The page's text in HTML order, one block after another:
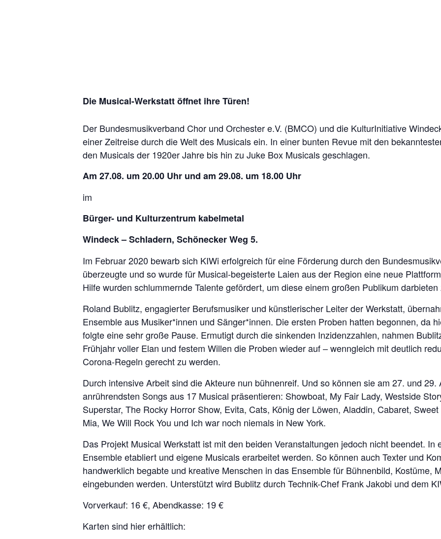
Die Musical-Werkstatt öffnet ihre Türen!
Der Bundesmusikverband Chor und Orchester e.V. (BMCO) und die KulturInitiative
einer Zeitreise durch die Welt des Musicals ein. In einer bunten Revue mit den
den Musicals der 1920er Jahre bis hin zu Juke Box Musicals geschlagen.
Am 27.08. um 20.00 Uhr und am 29.08. um 18.00 Uhr
im
Bürger- und Kulturzentrum kabelmetal
Windeck – Schladern, Schönecker Weg 5.
Im Februar 2020 bewarb sich KIWi erfolgreich für eine Förderung durch den
überzeugte und so wurde für Musical-begeisterte Laien aus der Region eine neue
Hilfe wurden schlummernde Talente gefördert, um diese einem großen Publikum
Roland Bublitz, engagierter Berufsmusiker und künstlerischer Leiter der Werkstatt,
Ensemble aus Musiker*innen und Sänger*innen. Die ersten Proben hatten begonnen, da
folgte eine sehr große Pause. Ermutigt durch die sinkenden Inzidenzzahlen, nahmen
Frühjahr voller Elan und festem Willen die Proben wieder auf – wenngleich mit deutlich
Corona-Regeln gerecht zu werden.
Durch intensive Arbeit sind die Akteure nun bühnenreif. Und so können sie am 27. und
anrührendsten Songs aus 17 Musical präsentieren: Showboat, My Fair Lady, Westside
Superstar, The Rocky Horror Show, Evita, Cats, König der Löwen, Aladdin, Cabaret,
Mia, We Will Rock You und Ich war noch niemals in New York.
Das Projekt Musical Werkstatt ist mit den beiden Veranstaltungen jedoch nicht beendet.
Ensemble etabliert und eigene Musicals erarbeitet werden. So können auch Texter und
handwerklich begabte und kreative Menschen in das Ensemble für Bühnenbild, Kostüme,
eingebunden werden. Unterstützt wird Bublitz durch Technik-Chef Frank Jakobi und dem
Vorverkauf: 16 €, Abendkasse: 19 €
Karten sind hier erhältlich: